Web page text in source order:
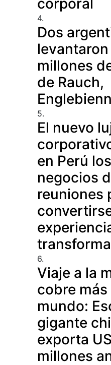
corporal
4.
Dos
millones
de Rauch,
5.
El nuevo
en Perú
negocios
reuniones
6.
Viaje a la
cobre
mundo:
gigante
exporta
millones